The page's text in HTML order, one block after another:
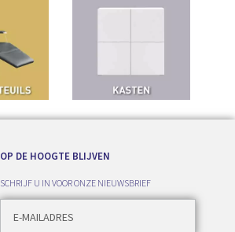
OP DE HOOGTE BLIJVEN
SCHRIJF U IN VOOR ONZE NIEUWSBRIEF